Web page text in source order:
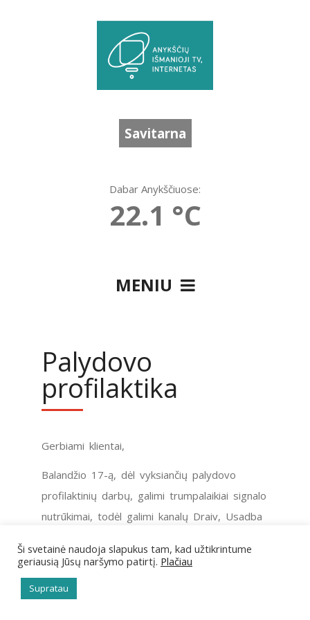
Savitarna
Dabar Anykščiuose:
22.1 °C
MENIU
Palydovo
profilaktika
Gerbiami klientai,
Balandžio 17-ą, dėl vyksiančių palydovo
profilaktinių darbų, galimi trumpalaikiai signalo
nutrūkimai, todėl galimi kanalų Draiv, Usadba
Pagarbiai, administracija
Ši svetainė naudoja slapukus tam, kad užtikrintume
geriausią Jūsų naršymo patirtį. Plačiau
Supratau